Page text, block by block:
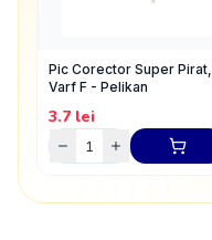
Pic Corector Super Pirat,
Varf F - Pelikan
3.7lei